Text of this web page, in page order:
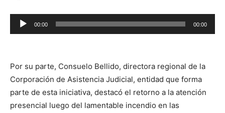
Reproductor
de
00:00 00:00
Por su parte, Consuelo Bellido, directora regional de la
Corporación de Asistencia Judicial, entidad que forma
parte de esta iniciativa, destacó el retorno a la atención
presencial luego del lamentable incendio en las